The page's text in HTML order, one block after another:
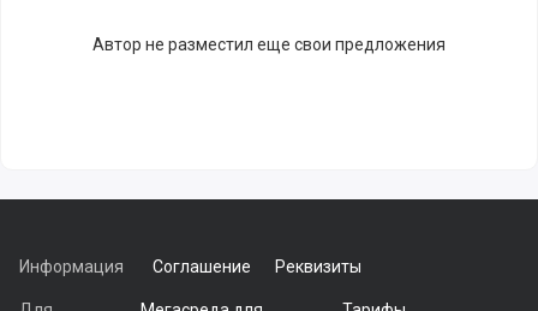
Автор не разместил еще свои предложения
Информация Соглашение Реквизиты